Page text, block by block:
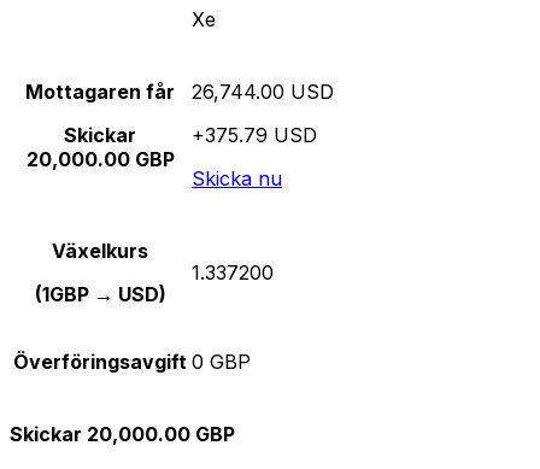
Xe
Mottagaren får
Skickar
20,000.00 GBP
26,744.00 USD
+375.79 USD
Skicka nu
Växelkurs
(1GBP → USD)
1.337200
Överföringsavgift 0 GBP
Skickar 20,000.00 GBP